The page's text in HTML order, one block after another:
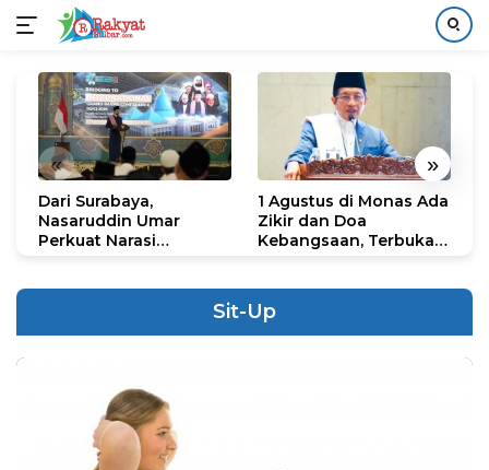
konten
« »
Dari Surabaya,
Nasaruddin Umar
Perkuat Narasi
1 Agustus di Monas Ada
Zikir dan Doa
Kebangsaan, Terbuka
Sit-Up